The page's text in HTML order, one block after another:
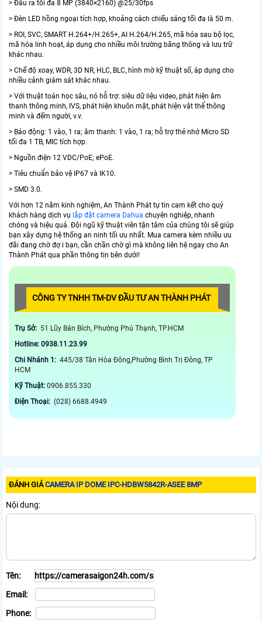
> Đầu ra tối đa 8 MP (3840×2160) @25/30fps
> Đèn LED hồng ngoại tích hợp, khoảng cách chiếu sáng tối đa là 50 m.
> ROI, SVC, SMART H.264+/H.265+, AI H.264/H.265, mã hóa sau bộ lọc,
mã hóa linh hoạt, áp dụng cho nhiều môi trường băng thông và lưu trữ
khác nhau.
> Chế độ xoay, WDR, 3D NR, HLC, BLC, hình mờ kỹ thuật số, áp dụng cho
nhiều cảnh giám sát khác nhau.
> Với thuật toán học sâu, nó hỗ trợ: siêu dữ liệu video, phát hiện âm
thanh thông minh, IVS, phát hiện khuôn mặt, phát hiện vật thể thông
minh và đếm người, v.v.
> Báo động: 1 vào, 1 ra; âm thanh: 1 vào, 1 ra; hỗ trợ thẻ nhớ Micro SD
tối đa 1 TB, MIC tích hợp.
> Nguồn điện 12 VDC/PoE; ePoE.
> Tiêu chuẩn bảo vệ IP67 và IK10.
> SMD 3.0.
Với hơn 12 năm kinh nghiệm, An Thành Phát tự tin cam kết cho quý
khách hàng dịch vụ lắp đặt camera Dahua chuyên nghiệp, nhanh
chóng và hiệu quả. Đội ngũ kỹ thuật viên tận tâm của chúng tôi sẽ giúp
bạn xây dựng hệ thống an ninh tối ưu nhất. Mua camera kèm nhiều ưu
đãi đang chờ đợ i bạn, cần chần chờ gì mà không liên hệ ngay cho An
Thành Phát qua phần thông tin bên dưới!
CÔNG TY TNHH TM-DV ĐẦU TƯ AN THÀNH PHÁT
Trụ Sở: 51 Lũy Bán Bích, Phường Phú Thạnh, TP.HCM
Hotline: 0938.11.23.99
Chi Nhánh 1: 445/38 Tân Hòa Đông,Phường Bình Trị Đông, TP
HCM
Kỹ Thuật: 0906.855.330
Điện Thoại: (028) 6688.4949
ĐÁNH GIÁCAMERA IP DOME IPC-HDBW5842R-ASEE 8MP
Nội dung:
Tên:
Email:
Phone: